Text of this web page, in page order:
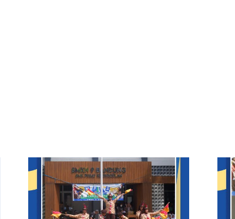
Masa Pengenalan
Lingkungan Sekolah